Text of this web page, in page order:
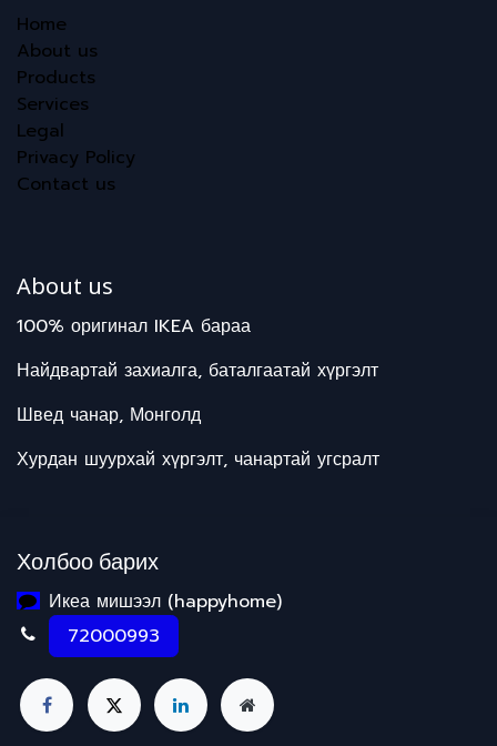
Home
About us
Products
Services
Legal
Privacy Policy
Contact us
About us
100% оригинал IKEA бараа
Найдвартай захиалга, баталгаатай хүргэлт
Швед чанар, Монголд
Хурдан шуурхай хүргэлт, чанартай угсралт
Холбоо барих
Икеа мишээл (happyhome)
72000993